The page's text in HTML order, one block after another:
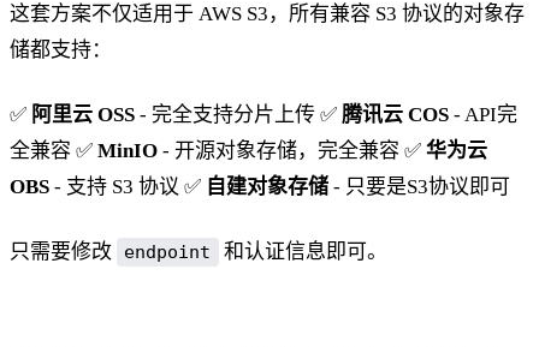
这套方案不仅适用于 AWS S3，所有兼容 S3 协议的对象存
储都支持：
✅ 阿里云 OSS - 完全支持分片上传 ✅ 腾讯云 COS - API完
全兼容 ✅ MinIO - 开源对象存储，完全兼容 ✅ 华为云
OBS - 支持 S3 协议 ✅ 自建对象存储 - 只要是S3协议即可
只需要修改 endpoint 和认证信息即可。